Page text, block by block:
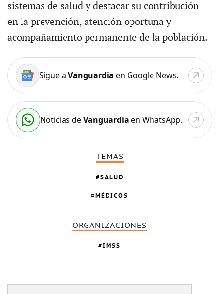
sistemas de salud y destacar su contribución
en la prevención, atención oportuna y
acompañamiento permanente de la población.
Sigue a Vanguardia en Google News.
Noticias deVanguardia en WhatsApp.
TEMAS
SALUD
MÉDICOS
ORGANIZACIONES
IMSS